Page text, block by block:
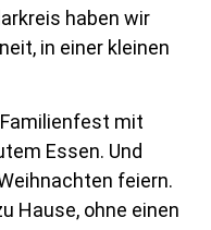
haben wir
in einer kleinen
mit
Essen. Und
feiern.
Hause, ohne einen